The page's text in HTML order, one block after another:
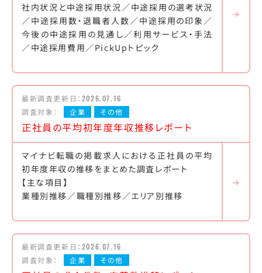
社内状況と中途採用状況／中途採用の選考状況
／中途採用数・退職者人数／中途採用の印象／
今後の中途採用の見通し／利用サービス・手法
／中途採用費用／PickUpトピック
最新調査更新日： 2026.07.16
調査対象：
企業 その他
正社員の平均初年度年収推移レポート
マイナビ転職の掲載求人における正社員の平均
初年度年収の推移をまとめた調査レポート
【主な項目】
業種別推移／職種別推移／エリア別推移
最新調査更新日： 2026.07.16
調査対象：
企業 その他